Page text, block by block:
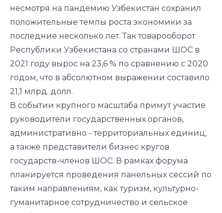
несмотря на пандемию Узбекистан сохранил
положительные темпы роста экономики за
последние несколько лет. Так товарооборот
Республики Узбекистана со странами ШОС в
2021 году вырос на 23,6 % по сравнению с 2020
годом, что в абсолютном выражении составило
21,1 млрд. долл.
В событии крупного масштаба примут участие
руководители государственных органов,
административно - территориальных единиц,
а также представители бизнес кругов
государств-членов ШОС. В рамках форума
планируется проведения панельных сессий по
таким направлениям, как туризм, культурно-
гуманитарное сотрудничество и сельское